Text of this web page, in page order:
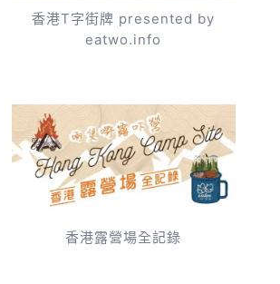
香港T字街牌 presented by
eatwo.info
香港露營場全記錄